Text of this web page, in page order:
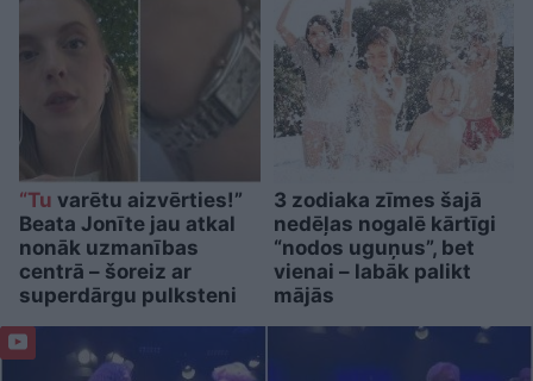
“Tu varētu aizvērties!”
Beata Jonīte jau atkal
nonāk uzmanības
centrā – šoreiz ar
superdārgu pulksteni
3 zodiaka zīmes šajā
nedēļas nogalē kārtīgi
“nodos uguņus”, bet
vienai – labāk palikt
mājās